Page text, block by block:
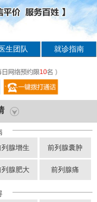
生团队 就诊指南
列腺增生 前列腺囊肿
列腺肥大 前列腺痛